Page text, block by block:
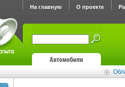
На главную О проекте